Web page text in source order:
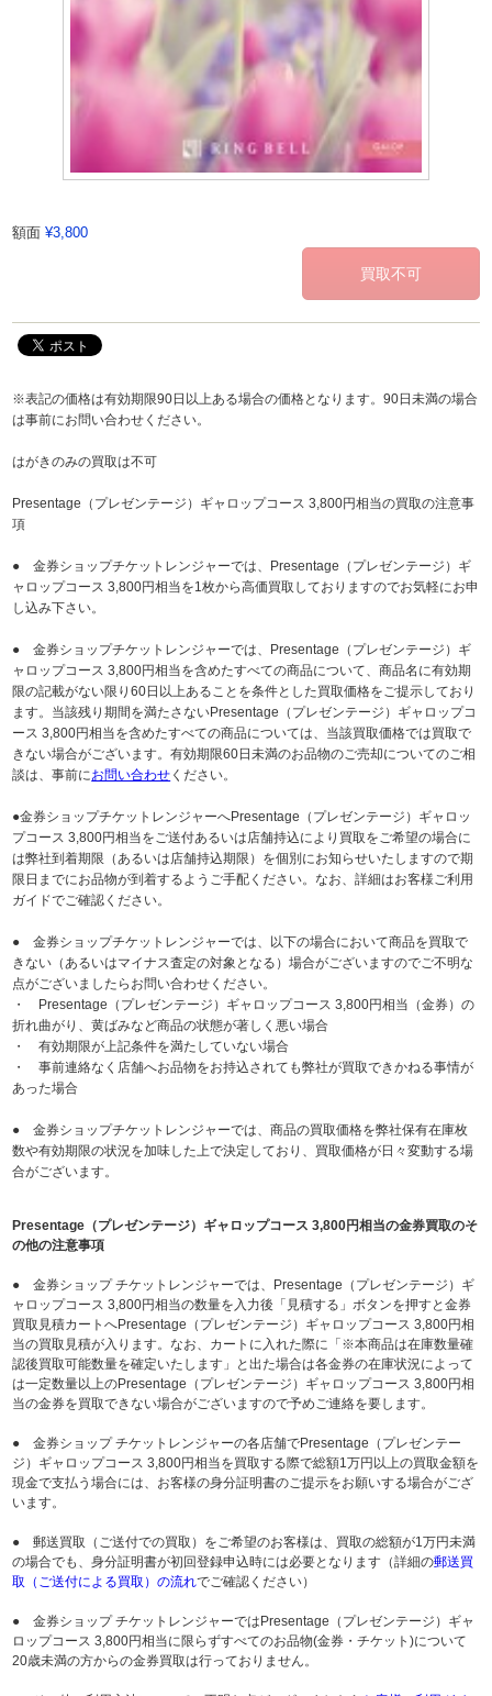
額面 ¥3,800
※表記の価格は有効期限90日以上ある場合の価格となります。90日未満の場合
は事前にお問い合わせください。
はがきのみの買取は不可
Presentage（プレゼンテージ）ギャロップコース 3,800円相当の買取の注意事
項
● 金券ショップチケットレンジャーでは、Presentage（プレゼンテージ）ギ
ャロップコース 3,800円相当を1枚から高価買取しておりますのでお気軽にお申
し込み下さい。
● 金券ショップチケットレンジャーでは、Presentage（プレゼンテージ）ギ
ャロップコース 3,800円相当を含めたすべての商品について、商品名に有効期
限の記載がない限り60日以上あることを条件とした買取価格をご提示しており
ます。当該残り期間を満たさないPresentage（プレゼンテージ）ギャロップコ
ース 3,800円相当を含めたすべての商品については、当該買取価格では買取で
きない場合がございます。有効期限60日未満のお品物のご売却についてのご相
談は、事前にお問い合わせ ください。
●金券ショップチケットレンジャーへPresentage（プレゼンテージ）ギャロッ
プコース 3,800円相当をご送付あるいは店舗持込により買取をご希望の場合に
は弊社到着期限（あるいは店舗持込期限）を個別にお知らせいたしますので期
限日までにお品物が到着するようご手配ください。なお、詳細はお客様ご利用
ガイドでご確認ください。
● 金券ショップチケットレンジャーでは、以下の場合において商品を買取で
きない（あるいはマイナス査定の対象となる）場合がございますのでご不明な
点がございましたらお問い合わせください。
・ Presentage（プレゼンテージ）ギャロップコース 3,800円相当（金券）の
折れ曲がり、黄ばみなど商品の状態が著しく悪い場合
・ 有効期限が上記条件を満たしていない場合
・ 事前連絡なく店舗へお品物をお持込されても弊社が買取できかねる事情が
あった場合
● 金券ショップチケットレンジャーでは、商品の買取価格を弊社保有在庫枚
数や有効期限の状況を加味した上で決定しており、買取価格が日々変動する場
合がございます。
Presentage（プレゼンテージ）ギャロップコース 3,800円相当の金券買取のそ
の他の注意事項
● 金券ショップ チケットレンジャーでは、Presentage（プレゼンテージ）ギ
ャロップコース 3,800円相当の数量を入力後「見積する」ボタンを押すと金券
買取見積カートへPresentage（プレゼンテージ）ギャロップコース 3,800円相
当の買取見積が入ります。なお、カートに入れた際に「※本商品は在庫数量確
認後買取可能数量を確定いたします」と出た場合は各金券の在庫状況によって
は一定数量以上のPresentage（プレゼンテージ）ギャロップコース 3,800円相
当の金券を買取できない場合がございますので予めご連絡を要します。
● 金券ショップ チケットレンジャーの各店舗でPresentage（プレゼンテー
ジ）ギャロップコース 3,800円相当を買取する際で総額1万円以上の買取金額を
現金で支払う場合には、お客様の身分証明書のご提示をお願いする場合がござ
います。
● 郵送買取（ご送付での買取）をご希望のお客様は、買取の総額が1万円未満
の場合でも、身分証明書が初回登録申込時には必要となります（詳細の郵送買
取（ご送付による買取）の流れでご確認ください）
● 金券ショップ チケットレンジャーではPresentage（プレゼンテージ）ギャ
ロップコース 3,800円相当に限らずすべてのお品物(金券・チケット)について
20歳未満の方からの金券買取は行っておりません。